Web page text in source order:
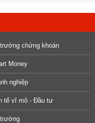
chứng khoán
Money
nghiệp
tế vĩ mô - Đầu tư